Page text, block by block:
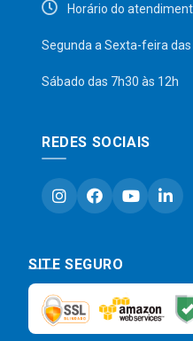
Horário do
Segunda a Sexta-feira das
Sábado das 7h30 às 12h
REDES SOCIAIS
SITE SEGURO